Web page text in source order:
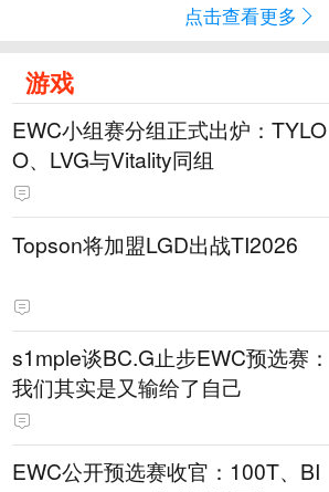
点击查看更多
游戏
EWC小组赛分组正式出炉：TYLO
O、LVG与Vitality同组
Topson将加盟LGD出战TI2026
s1mple谈BC.G止步EWC预选赛：
我们其实是又输给了自己
EWC公开预选赛收官：100T、BI